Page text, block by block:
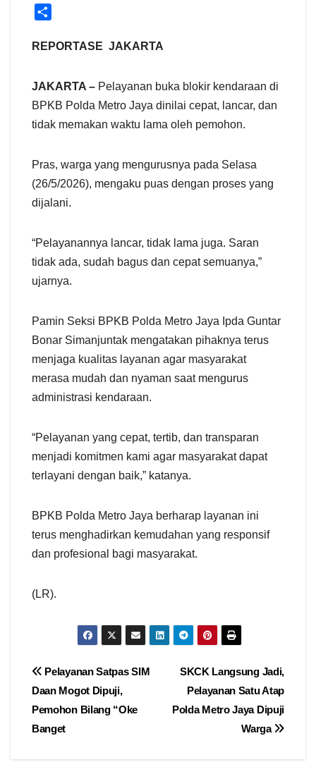
a
e
REPORTASE JAKARTA
JAKARTA – Pelayanan buka blokir kendaraan di
BPKB Polda Metro Jaya dinilai cepat, lancar, dan
tidak memakan waktu lama oleh pemohon.
Pras, warga yang mengurusnya pada Selasa
(26/5/2026), mengaku puas dengan proses yang
dijalani.
“Pelayanannya lancar, tidak lama juga. Saran
tidak ada, sudah bagus dan cepat semuanya,”
ujarnya.
Pamin Seksi BPKB Polda Metro Jaya Ipda Guntar
Bonar Simanjuntak mengatakan pihaknya terus
menjaga kualitas layanan agar masyarakat
merasa mudah dan nyaman saat mengurus
administrasi kendaraan.
“Pelayanan yang cepat, tertib, dan transparan
menjadi komitmen kami agar masyarakat dapat
terlayani dengan baik,” katanya.
BPKB Polda Metro Jaya berharap layanan ini
terus menghadirkan kemudahan yang responsif
dan profesional bagi masyarakat.
(LR).
Navigasi
pos
SKCK Langsung Jadi,
Pelayanan Satu Atap
Polda Metro Jaya Dipuji
Warga
Pelayanan Satpas SIM
Daan Mogot Dipuji,
Pemohon Bilang “Oke
Banget